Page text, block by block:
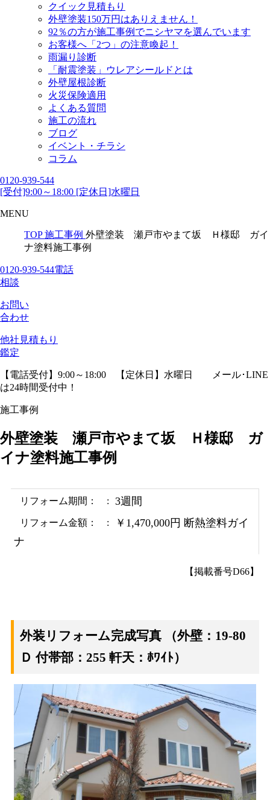
クイック見積もり
外壁塗装150万円はありえません！
92％の方が施工事例でニシヤマを選んでいます
お客様へ「2つ」の注意喚起！
雨漏り診断
「耐震塗装」ウレアシールドとは
外壁屋根診断
火災保険適用
よくある質問
施工の流れ
ブログ
イベント・チラシ
コラム
0120-939-544
[受付]9:00～18:00 [定休日]水曜日
MENU
TOP 施工事例 外壁塗装 瀬戸市やまて坂 Ｈ様邸 ガイ
ナ塗料施工事例
0120-939-544電話
相談
お問い
合わせ
他社見積もり
鑑定
【電話受付】9:00～18:00 【定休日】水曜日
メール･LINE
は24時間受付中！
施工事例
外壁塗装 瀬戸市やまて坂 Ｈ様邸 ガ
イナ塗料施工事例
リフォーム期間： 3週間
リフォーム金額：
￥1,470,000円 断熱塗料ガイ
ナ
【掲載番号D66】
外装リフォーム完成写真 （外壁：19-80
Ｄ 付帯部：255 軒天：ﾎﾜｲﾄ）